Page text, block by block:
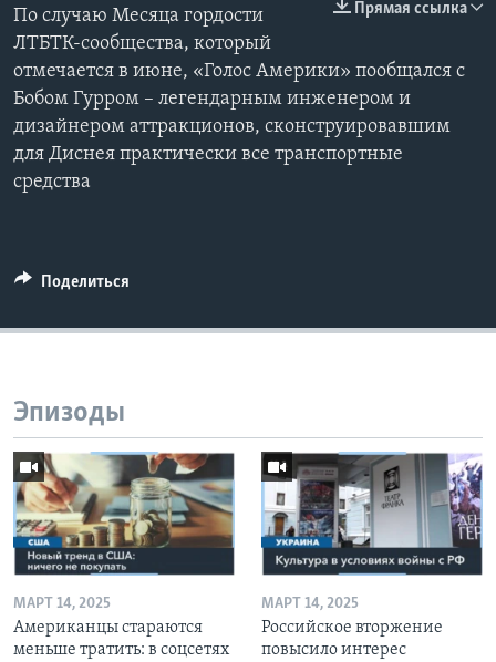
Прямая ссылка
По случаю Месяца гордости
ЛТБТК-сообщества, который
отмечается в июне, «Голос Америки» пообщался с
Бобом Гурром – легендарным инженером и
дизайнером аттракционов, сконструировавшим
для Диснея практически все транспортные
средства
Поделиться
Эпизоды
МАРТ 14, 2025
Американцы стараются
меньше тратить: в соцсетях
МАРТ 14, 2025
Российское вторжение
повысило интерес